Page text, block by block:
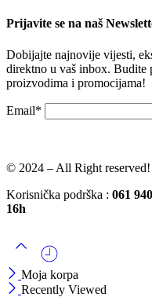
Prijavite se na naš
Dobijajte najnovije vijesti,
direktno u vaš inbox. Budite
proizvodima i promocijama!
Email*
© 2024 – All Right reserved!
Korisnička podrška : 061
16h
Moja korpa
Recently Viewed